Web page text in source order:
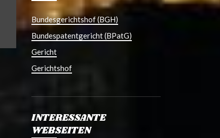
Bundesgerichtshof (BGH)
Bundespatentgericht (BPatG)
Gericht
Gerichtshof
INTERESSANTE
WEBSEITEN